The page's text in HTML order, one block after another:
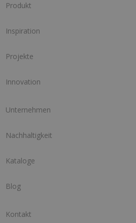
Produkt
Inspiration
Projekte
Innovation
Unternehmen
Nachhaltigkeit
Kataloge
Blog
Kontakt